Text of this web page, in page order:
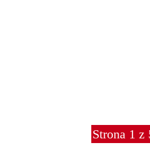
Strona 1